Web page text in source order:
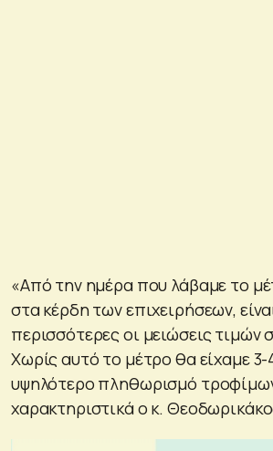
«Από την ημέρα που λάβαμε το
στα κέρδη των επιχειρήσεων,
περισσότερες οι μειώσεις τιμών
Χωρίς αυτό το μέτρο θα είχαμε
υψηλότερο πληθωρισμό
χαρακτηριστικά ο κ.